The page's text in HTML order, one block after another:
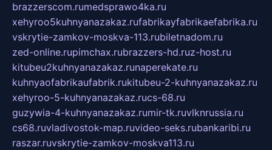
brazzerscom.rumedsprawo4ka.ru
xehyroo5kuhnyanazakaz.rufabrikayfabrikaefabrika.ru
vskrytie-zamkov-moskva-113.rubiletnadom.ru
zed-online.rupimchax.rubrazzers-hd.ruz-host.ru
kitubeu2kuhnyanazakaz.runaperekate.ru
kuhnyaofabrikaufabrik.rukitubeu-2-kuhnyanazakaz.ru
xehyroo-5-kuhnyanazakaz.rucs-68.ru
guzywia-4-kuhnyanazakaz.rumir-tk.ruvlknrussia.ru
cs68.ruvladivostok-map.ruvideo-seks.rubankaribi.ru
raszar.ruvskrytie-zamkov-moskva113.ru